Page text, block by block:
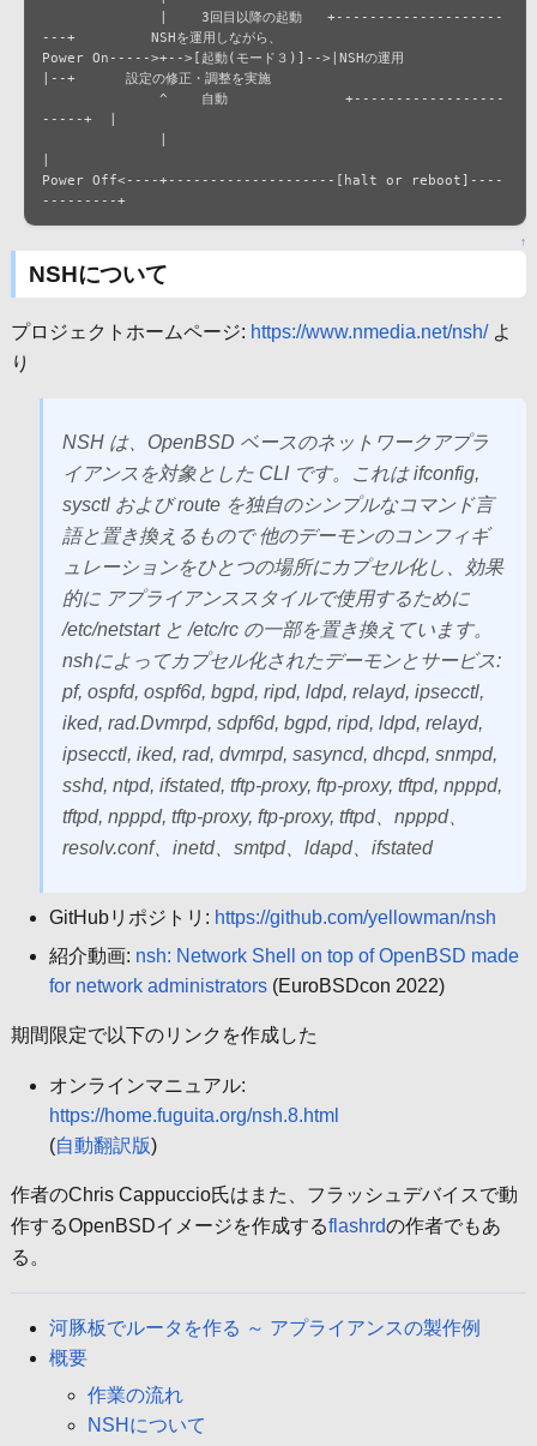
---+         NSHを運用しながら、
Power On----->+-->[起動(モード３)]-->|NSHの運用
|--+      設定の修正・調整を実施
              ^    自動              +------------------
-----+  |
Power Off<----+--------------------[halt or reboot]----
---------+
↑
NSHについて
プロジェクトホームページ: https://www.nmedia.net/nsh/よ
り
NSH は、OpenBSD ベースのネットワークアプラ
イアンスを対象とした CLI です。これは ifconfig,
sysctl および route を独自のシンプルなコマンド言
語と置き換えるもので 他のデーモンのコンフィギ
ュレーションをひとつの場所にカプセル化し、効果
的に アプライアンススタイルで使用するために
/etc/netstart と /etc/rc の一部を置き換えています。
nshによってカプセル化されたデーモンとサービス:
pf, ospfd, ospf6d, bgpd, ripd, ldpd, relayd, ipsecctl,
iked, rad.Dvmrpd, sdpf6d, bgpd, ripd, ldpd, relayd,
ipsecctl, iked, rad, dvmrpd, sasyncd, dhcpd, snmpd,
sshd, ntpd, ifstated, tftp-proxy, ftp-proxy, tftpd, npppd,
tftpd, npppd, tftp-proxy, ftp-proxy, tftpd、npppd、
resolv.conf、inetd、smtpd、ldapd、ifstated
GitHubリポジトリ: https://github.com/yellowman/nsh
紹介動画: nsh: Network Shell on top of OpenBSD made
for network administrators(EuroBSDcon 2022)
期間限定で以下のリンクを作成した
オンラインマニュアル:
https://home.fuguita.org/nsh.8.html
(自動翻訳版)
作者のChris Cappuccio氏はまた、フラッシュデバイスで動
作するOpenBSDイメージを作成するflashrdの作者でもあ
る。
河豚板でルータを作る ～ アプライアンスの製作例
概要
作業の流れ
NSHについて